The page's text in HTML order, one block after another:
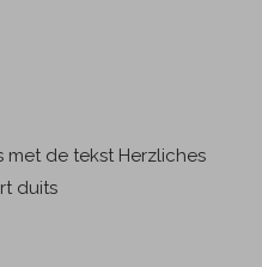
de tekst Herzliches
duits